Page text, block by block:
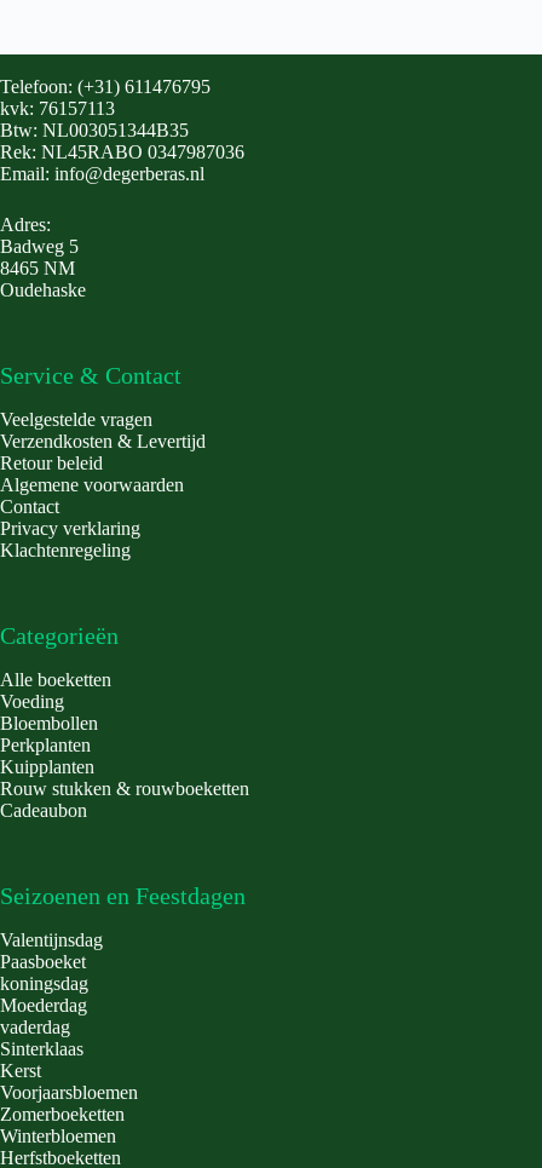
Telefoon: (+31) 611476795
kvk: 76157113
Btw: NL003051344B35
Rek: NL45RABO 0347987036
Email: info@degerberas.nl
Adres:
Badweg 5
8465 NM
Oudehaske
Service & Contact
Veelgestelde vragen
Verzendkosten & Levertijd
Retour beleid
Algemene voorwaarden
Contact
Privacy verklaring
Klachtenregeling
Categorieën
Alle boeketten
Voeding
Bloembollen
Perkplanten
Kuipplanten
Rouw stukken & rouwboeketten
Cadeaubon
Seizoenen en Feestdagen
Valentijnsdag
Paasboeket
koningsdag
Moederdag
vaderdag
Sinterklaas
Kerst
Voorjaarsbloemen
Zomerboeketten
Winterbloemen
Herfstboeketten